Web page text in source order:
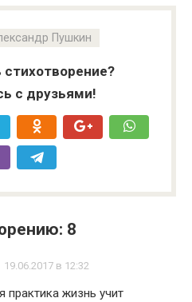
Пушкин
с друзьями!
8
19.06.2017 в 12:32
практика жизнь учит